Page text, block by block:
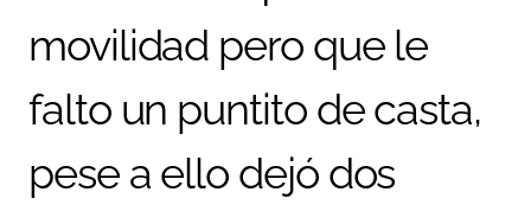
movilidad pero que le
falto un puntito de casta,
pese a ello dejó dos